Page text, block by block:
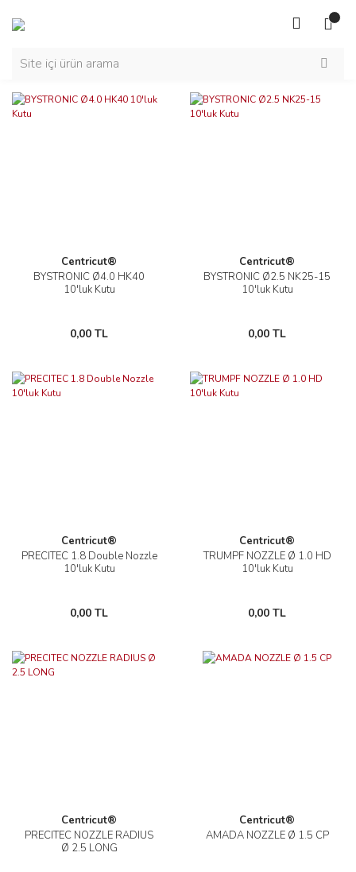
Centricut®
BYSTRONIC Ø4.0 HK40
10'luk Kutu
0,00 TL
Centricut®
BYSTRONIC Ø2.5 NK25-15
10'luk Kutu
0,00 TL
Centricut®
PRECITEC 1.8 Double Nozzle
10'luk Kutu
0,00 TL
Centricut®
TRUMPF NOZZLE Ø 1.0 HD
10'luk Kutu
0,00 TL
Centricut®
PRECITEC NOZZLE RADIUS
Ø 2.5 LONG
Centricut®
AMADA NOZZLE Ø 1.5 CP